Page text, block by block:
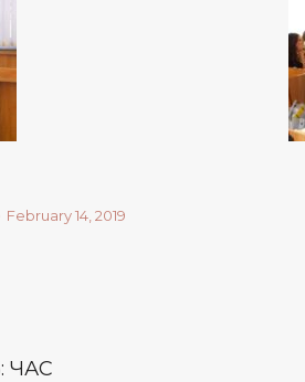
February 14, 2019
ЧАС